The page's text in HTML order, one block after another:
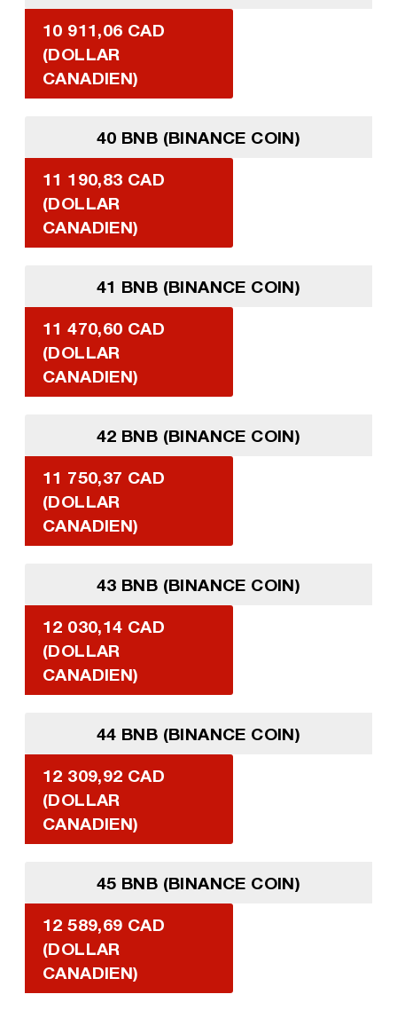
10 911,06 CAD
(DOLLAR
CANADIEN)
40 BNB (BINANCE COIN)
11 190,83 CAD
(DOLLAR
CANADIEN)
41 BNB (BINANCE COIN)
11 470,60 CAD
(DOLLAR
CANADIEN)
42 BNB (BINANCE COIN)
11 750,37 CAD
(DOLLAR
CANADIEN)
43 BNB (BINANCE COIN)
12 030,14 CAD
(DOLLAR
CANADIEN)
44 BNB (BINANCE COIN)
12 309,92 CAD
(DOLLAR
CANADIEN)
45 BNB (BINANCE COIN)
12 589,69 CAD
(DOLLAR
CANADIEN)